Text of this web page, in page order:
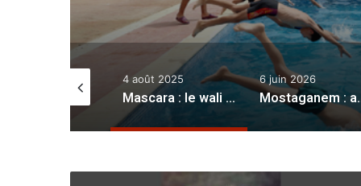
6 juin 2026
Mostaganem : apparition de la cochenille du carmin
2 décembre